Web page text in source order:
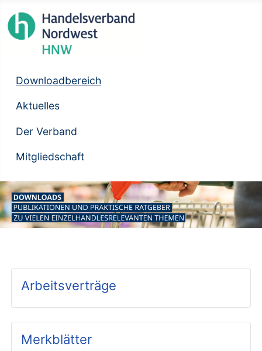
Downloadbereich
Aktuelles
Der Verband
Mitgliedschaft
Arbeitsverträge
Merkblätter